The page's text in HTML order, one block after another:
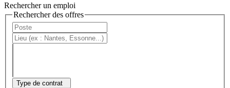
Rechercher un emploi
Rechercher des offres
Type de contrat